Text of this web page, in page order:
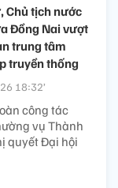
Chủ tịch nước
Đồng Nai vượt
trung tâm
truyền thống
18:32’
công tác
vụ Thành
quyết Đại hội